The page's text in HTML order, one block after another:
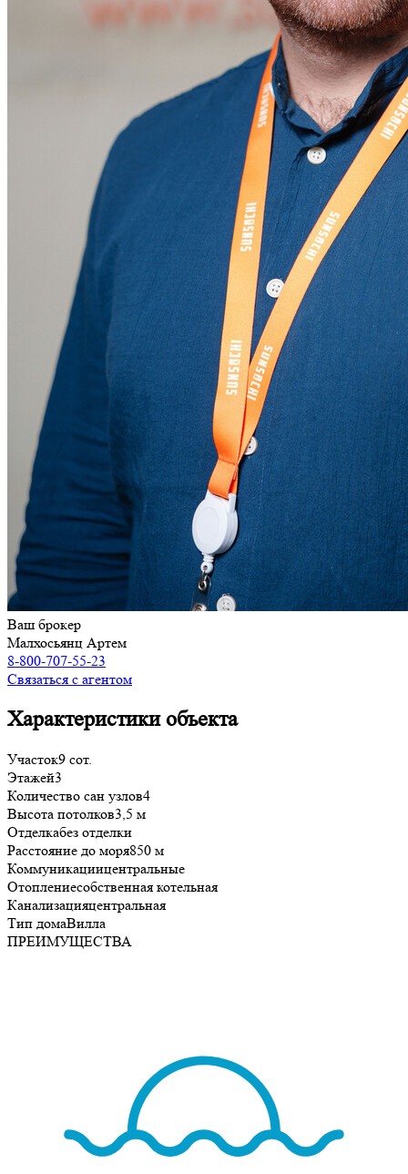
Ваш брокер
Малхосьянц Артем
8-800-707-55-23
Связаться с агентом
Характеристики объекта
Участок9 сот.
Этажей3
Количество сан узлов4
Высота потолков3,5 м
Отделкабез отделки
Расстояние до моря850 м
Коммуникациицентральные
Отоплениесобственная котельная
Канализацияцентральная
Тип домаВилла
ПРЕИМУЩЕСТВА